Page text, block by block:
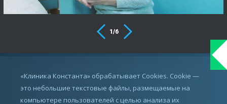
1/6
ИМЕЮТСЯ ПРОТИВОПОКАЗАНИЯ,
ПРОКОНСУЛЬТИРУЙТЕСЬ С ВРАЧОМ
«Клиника Константа» обрабатывает Cookies. Cookie —
это небольшие текстовые файлы, размещаемые на
компьютере пользователей с целью анализа их